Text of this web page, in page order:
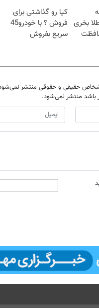
بخری
کیا رو گذاشتی برای
فروش ؟ با خودرو45
سریع بفروش
حقیقی و حقوقی منتشر
باشد منتشر نمی‌شود.